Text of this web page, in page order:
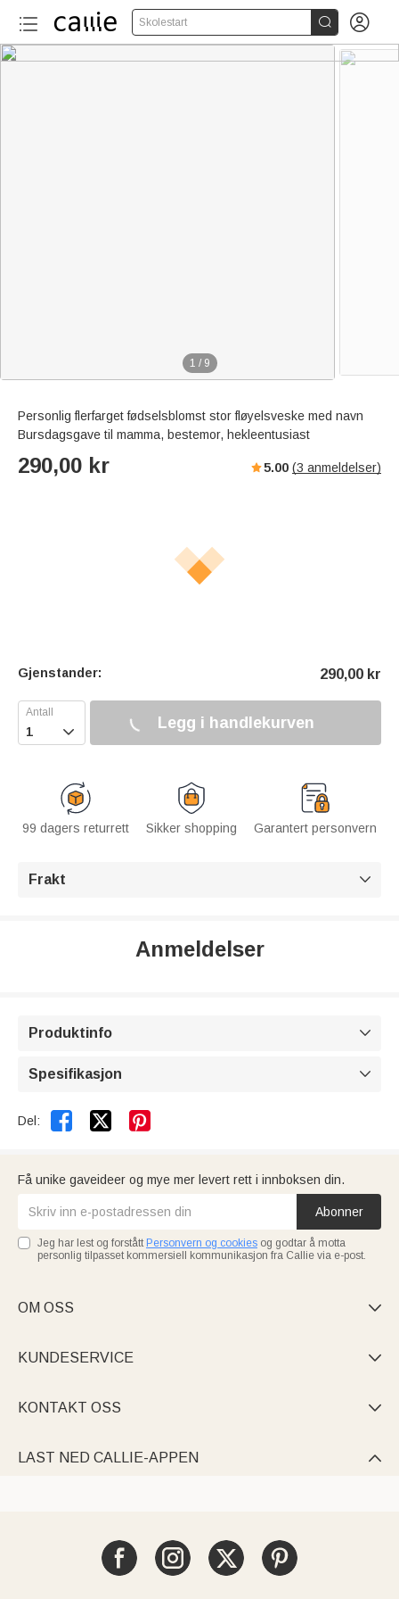
Skolestart  
1 / 9
Personlig flerfarget fødselsblomst stor fløyelsveske med navn
Bursdagsgave til mamma, bestemor, hekleentusiast
290,00 kr 5.00 (3 anmeldelser)
Gjenstander: 290,00 kr
 Legg i handlekurven
99 dagers returrett Sikker shopping Garantert personvern
Frakt 
Anmeldelser
Produktinfo 
Spesifikasjon 
Del:  
Få unike gaveideer og mye mer levert rett i innboksen din.
Abonner
Jeg har lest og forstått Personvern og cookies og godtar å motta
personlig tilpasset kommersiell kommunikasjon fra Callie via e-post.
OM OSS 
KUNDESERVICE 
KONTAKT OSS 
LAST NED CALLIE-APPEN 